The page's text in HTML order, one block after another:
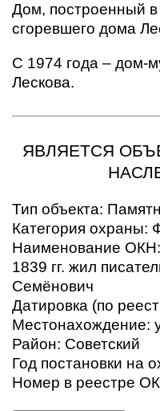
Дом, построенный в
сгоревшего дома
С 1974 года – дом-
Лескова.
ЯВЛЯЕТСЯ
Тип объекта:
Категория охраны:
Наименование ОКН:
1839 гг. жил
Семёнович
Датировка (по
Местонахождение:
Район: Советский
Год постановки на
Номер в реестре